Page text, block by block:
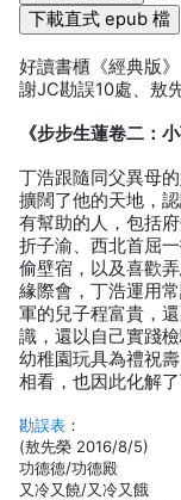
好讀書櫃《經典版
謝JC勘誤10處、敖
《步步生蓮卷二：
丁浩跟隨同父異母
擴闊了他的天地，
有幫助的人，包括
折子渝、西北首屈
偷壁宿，以及喜歡
緣際會，丁浩運用
軍的兒子程富貴，
識，還以自己實踐
幼稚園玩具為禮祝
相看，也因此化解
勘誤表 ：
(敖先榮 2016/8/5)
功德德/功德殿
又冷又饒/又冷又餓